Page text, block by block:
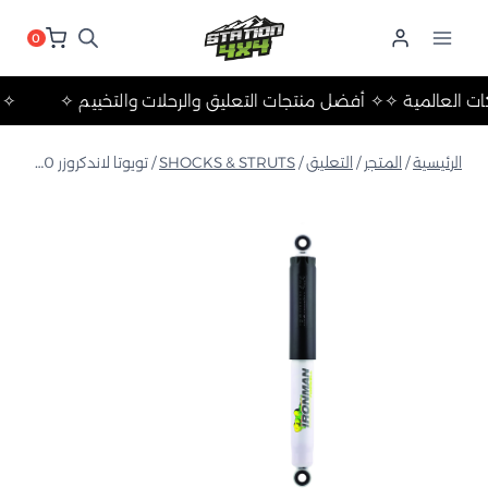
0
✧ أفضل منتجات التعليق والرحلات✧ أهم الماركات العالمية ✧
الرئيسية/ المتجر / التعليق/
SHOCKS & STRUTS
/ تويوتا لاندكروزر 300 سلسلة 2022+ ممتص صدمات خلوي رغوي خلفي